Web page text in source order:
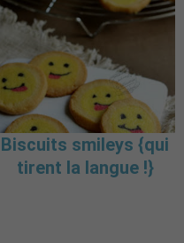
Biscuits smileys {qui
tirent la langue !}